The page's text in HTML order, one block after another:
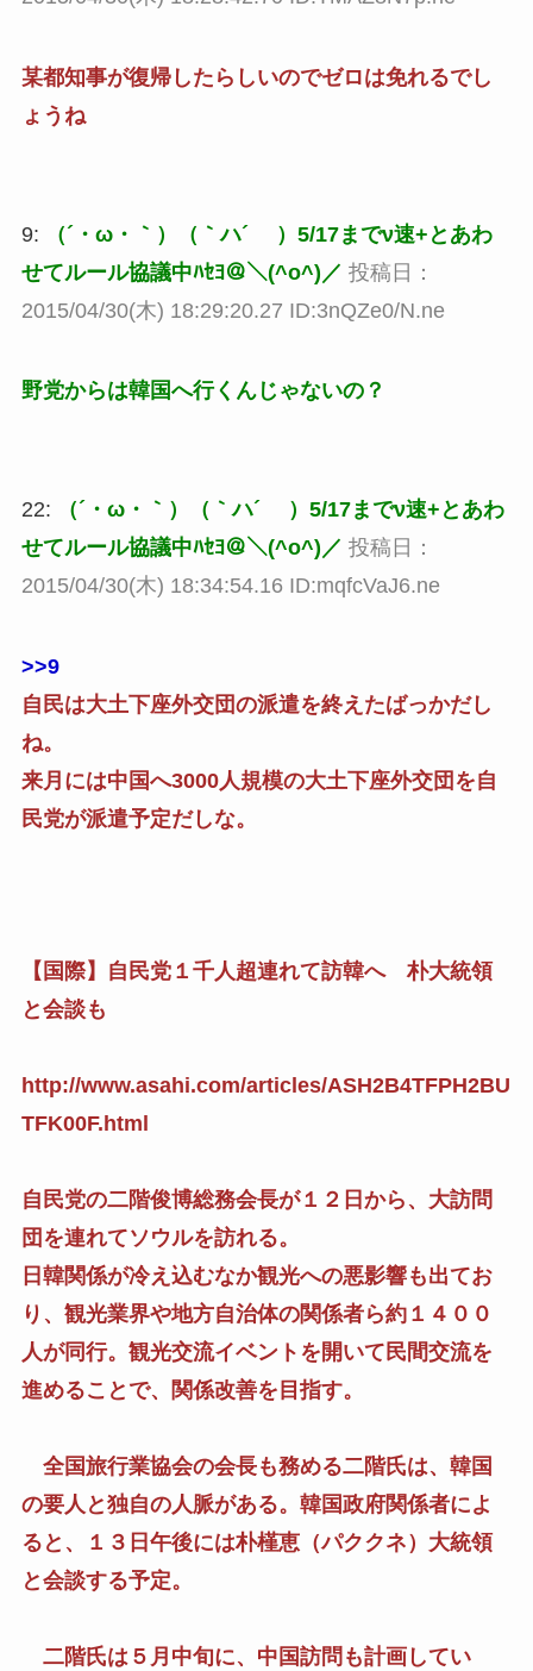
某都知事が復帰したらしいのでゼロは免れるでし
ょうね
9:
（´・ω・｀）（｀ハ´ ）5/17までν速+とあわ
せてルール協議中ﾊｾﾖ＠＼(^o^)／ 投稿日：
2015/04/30(木) 18:29:20.27 ID:3nQZe0/N.ne
野党からは韓国へ行くんじゃないの？
22:
（´・ω・｀）（｀ハ´ ）5/17までν速+とあわ
せてルール協議中ﾊｾﾖ＠＼(^o^)／ 投稿日：
2015/04/30(木) 18:34:54.16 ID:mqfcVaJ6.ne
>>9
自民は大土下座外交団の派遣を終えたばっかだし
ね。
来月には中国へ3000人規模の大土下座外交団を自
民党が派遣予定だしな。
【国際】自民党１千人超連れて訪韓へ 朴大統領
と会談も
http://www.asahi.com/articles/ASH2B4TFPH2BU
TFK00F.html
自民党の二階俊博総務会長が１２日から、大訪問
団を連れてソウルを訪れる。
日韓関係が冷え込むなか観光への悪影響も出てお
り、観光業界や地方自治体の関係者ら約１４００
人が同行。観光交流イベントを開いて民間交流を
進めることで、関係改善を目指す。
全国旅行業協会の会長も務める二階氏は、韓国
の要人と独自の人脈がある。韓国政府関係者によ
ると、１３日午後には朴槿恵（パククネ）大統領
と会談する予定。
二階氏は５月中旬に、中国訪問も計画してい